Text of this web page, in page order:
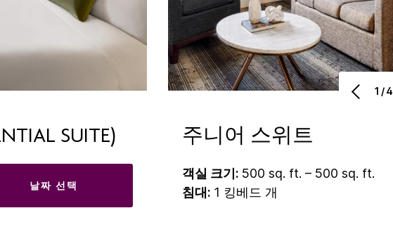
SUITE)
날짜 선택
1/4
주니어 스위트
객실 크기: 500 sq. ft. – 500 sq. ft.
침대: 1 킹베드 개